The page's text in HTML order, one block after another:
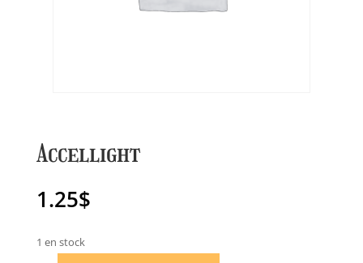
Accellight
1.25$
1 en stock